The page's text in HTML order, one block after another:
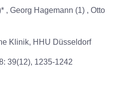
, Georg Hagemann (1) , Otto
Klinik, HHU Düsseldorf
39(12), 1235-1242